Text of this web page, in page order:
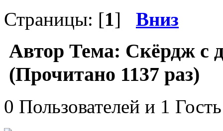
Страницы: [1] Вниз
Автор Тема: Скёрдж с
(Прочитано 1137 раз)
0 Пользователей и 1